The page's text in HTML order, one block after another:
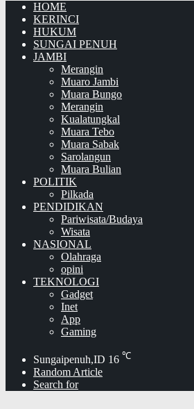
HOME
KERINCI
HUKUM
SUNGAI PENUH
JAMBI
Merangin
Muaro Jambi
Muara Bungo
Merangin
Kualatungkal
Muara Tebo
Muara Sabak
Sarolangun
Muara Bulian
POLITIK
Pilkada
PENDIDIKAN
Pariwisata/Budaya
Wisata
NASIONAL
Olahraga
opini
TEKNOLOGI
Gadget
Inet
App
Gaming
Sungaipenuh,ID 16 ℃
Random Article
Search for